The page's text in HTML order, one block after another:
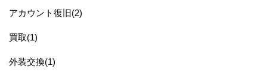
アカウント復旧(2)
買取(1)
外装交換(1)